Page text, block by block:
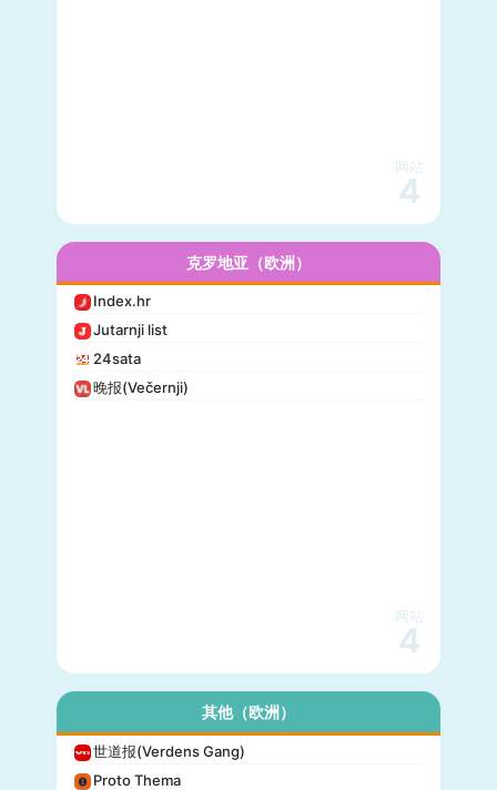
网站
4
克罗地亚（欧洲）
Index.hr
Jutarnji list
24sata
晚报(Večernji)
网站
4
其他（欧洲）
世道报(Verdens Gang)
Proto Thema